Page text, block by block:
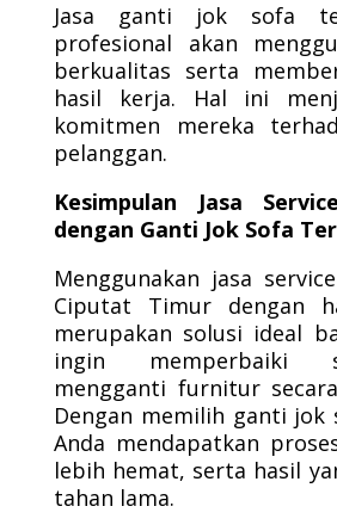
Jasa ganti jok sofa
profesional akan
berkualitas serta
hasil kerja. Hal ini
komitmen mereka
pelanggan.
Kesimpulan Jasa
dengan Ganti Jok Sofa
Menggunakan jasa
Ciputat Timur dengan
merupakan solusi ideal
ingin memperbaiki
mengganti furnitur
Dengan memilih ganti jok
Anda mendapatkan
lebih hemat, serta hasil
tahan lama.